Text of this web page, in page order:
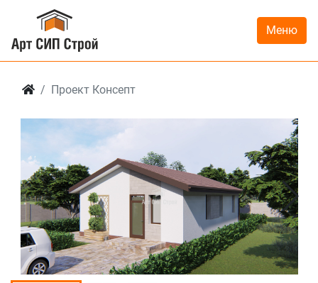
Меню
Проект Консепт